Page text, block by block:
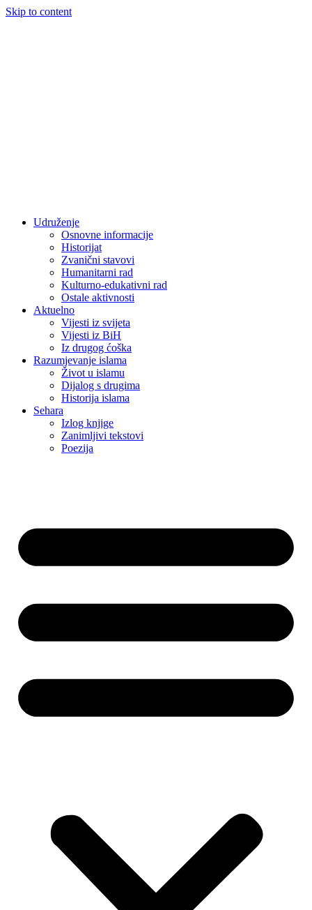
Skip to content
Udruženje
Osnovne informacije
Historijat
Zvanični stavovi
Humanitarni rad
Kulturno-edukativni rad
Ostale aktivnosti
Aktuelno
Vijesti iz svijeta
Vijesti iz BiH
Iz drugog ćoška
Razumjevanje islama
Život u islamu
Dijalog s drugima
Historija islama
Sehara
Izlog knjige
Zanimljivi tekstovi
Poezija